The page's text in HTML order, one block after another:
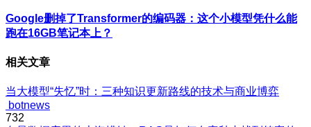
Google删掉了Transformer的编码器：这个小模型凭什么能
跑在16GB笔记本上？
相关文章
当大模型“失忆”时：三种知识更新路线的技术与商业博弈
botnews
732